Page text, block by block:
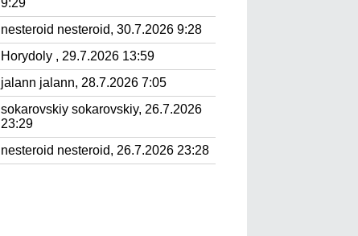
9:29
nesteroid nesteroid, 30.7.2026 9:28
Horydoly , 29.7.2026 13:59
jalann jalann, 28.7.2026 7:05
sokarovskiy sokarovskiy, 26.7.2026
23:29
nesteroid nesteroid, 26.7.2026 23:28